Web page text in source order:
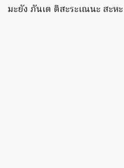
มะยัง ภันเต ติสะระเณนะ สะห